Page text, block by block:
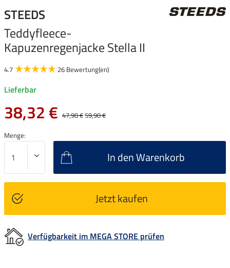
STEEDS
Teddyfleece-
Kapuzenregenjacke Stella II
4.7 26 Bewertung(en)
Lieferbar
38,32 € 47,90 €59,90 €
Menge:
In den Warenkorb
Jetzt kaufen
Verfügbarkeit im MEGA STORE prüfen